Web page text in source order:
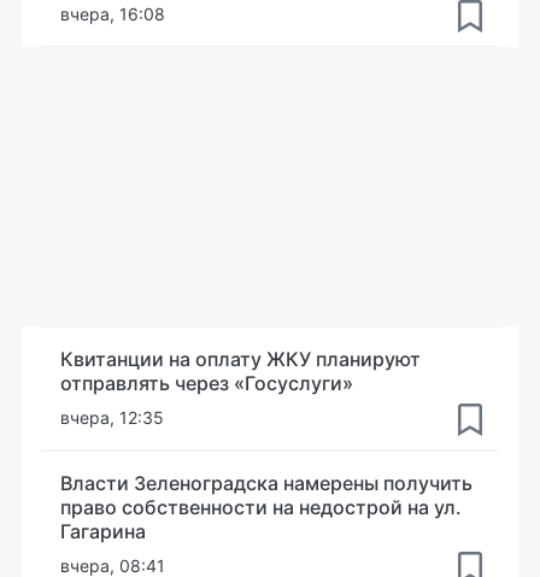
вчера, 16:08
Квитанции на оплату ЖКУ планируют
отправлять через «Госуслуги»
вчера, 12:35
Власти Зеленоградска намерены получить
право собственности на недострой на ул.
Гагарина
вчера, 08:41